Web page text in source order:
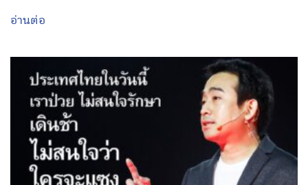
อ่านต่อ